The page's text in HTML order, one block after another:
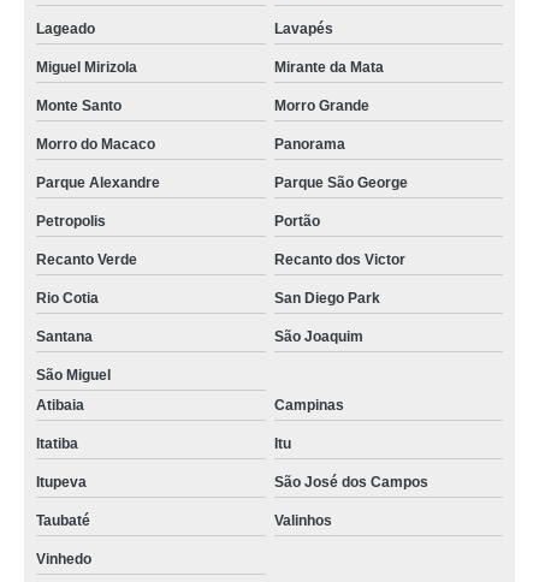
Lageado Lavapés
Miguel Mirizola Mirante da Mata
Monte Santo Morro Grande
Morro do Macaco Panorama
Parque Alexandre Parque São George
Petropolis Portão
Recanto Verde Recanto dos Victor
Rio Cotia San Diego Park
Santana São Joaquim
São Miguel
Atibaia
Campinas
Itatiba Itu
Itupeva São José dos Campos
Taubaté Valinhos
Vinhedo